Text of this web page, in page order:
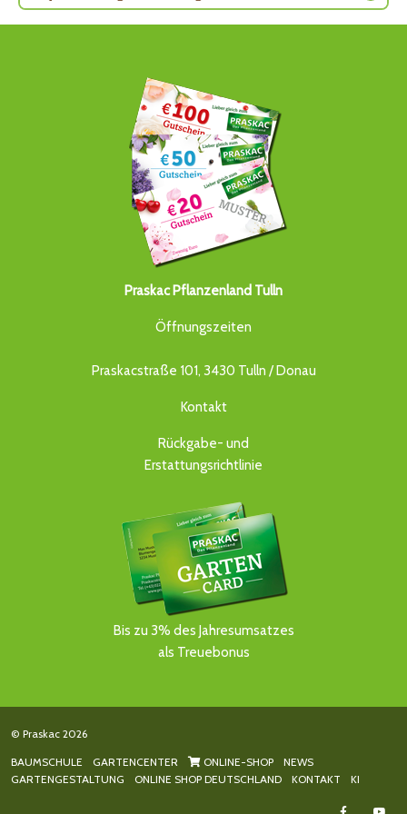
Praskac Pflanzenland Tulln
Öffnungszeiten
Praskacstraße 101, 3430 Tulln / Donau
Kontakt
Rückgabe- und
Erstattungsrichtlinie
Bis zu 3% des Jahresumsatzes
als Treuebonus
© Praskac 2026
BAUMSCHULE GARTENCENTER ONLINE-SHOP
NEWS
GARTENGESTALTUNG
ONLINE SHOP DEUTSCHLAND KONTAKT KI